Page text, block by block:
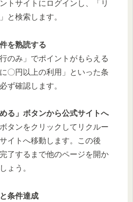
トサイトにログインし、「リ
と検索します。
を熟読する
のみ」でポイントがもらえる
〇円以上の利用」といった条
ず確認します。
る」ボタンから公式サイトへ
タンをクリックしてリクルー
イトへ移動します。この後
了するまで他のページを開か
ょう。
条件達成